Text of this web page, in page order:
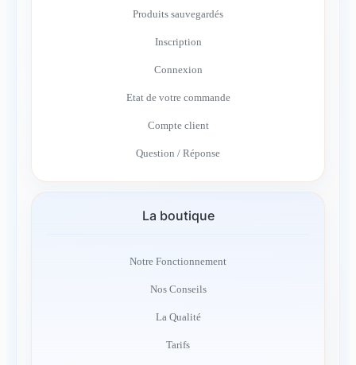
Produits sauvegardés
Inscription
Connexion
Etat de votre commande
Compte client
Question / Réponse
La boutique
Notre Fonctionnement
Nos Conseils
La Qualité
Tarifs